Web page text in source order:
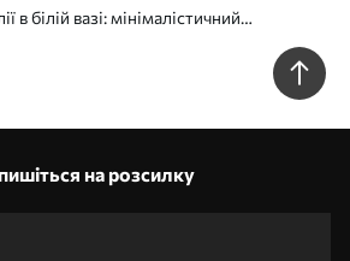
в білій вазі: мінімалістичний
на розсилку